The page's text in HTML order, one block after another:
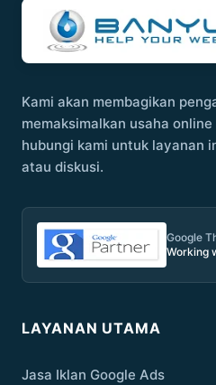
Kami akan membagikan
memaksimalkan usaha
hubungi kami untuk layanan
atau diskusi.
Google
Working
LAYANAN UTAMA
Jasa Iklan Google Ads